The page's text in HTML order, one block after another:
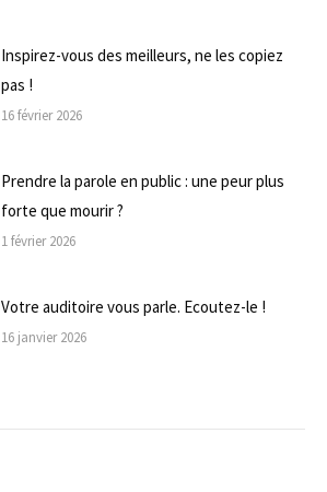
Inspirez-vous des meilleurs, ne les copiez
pas !
16 février 2026
Prendre la parole en public : une peur plus
forte que mourir ?
1 février 2026
Votre auditoire vous parle. Ecoutez-le !
16 janvier 2026